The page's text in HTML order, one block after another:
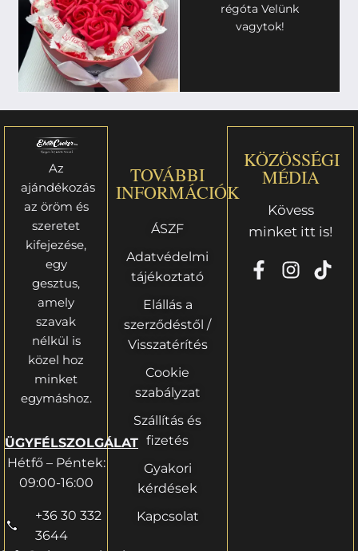
régóta Velünk
vagytok!
Az
ajándékozás
az öröm és
szeretet
kifejezése,
egy
gesztus,
amely
szavak
nélkül is
közel hoz
minket
egymáshoz.
ÜGYFÉLSZOLGÁLAT
Hétfő – Péntek:
09:00-16:00
+36 30 332
3644
TOVÁBBI
INFORMÁCIÓK
ÁSZF
Adatvédelmi
tájékoztató
Elállás a
szerződéstől /
Visszatérítés
Cookie
szabályzat
Szállítás és
fizetés
Gyakori
kérdések
Kapcsolat
KÖZÖSSÉGI
MÉDIA
Kövess
minket itt is!